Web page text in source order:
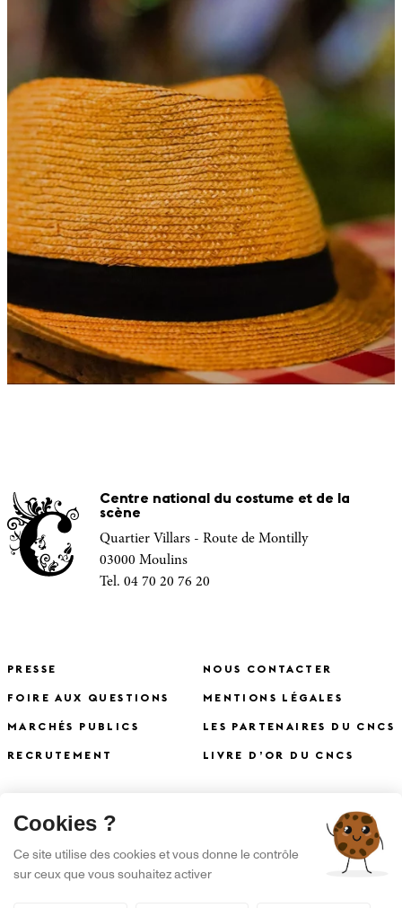
Centre national du costume et de la
scène
Quartier Villars - Route de Montilly
03000 Moulins
Tel. 04 70 20 76 20
PRESSE
FOIRE AUX QUESTIONS
MARCHÉS PUBLICS
RECRUTEMENT
NOUS CONTACTER
MENTIONS LÉGALES
LES PARTENAIRES DU CNCS
LIVRE D’OR DU CNCS
S'INSCRIRE À LA NEWSLETTER X
Cookies ?
Ce site utilise des cookies et vous donne le contrôle
sur ceux que vous souhaitez activer